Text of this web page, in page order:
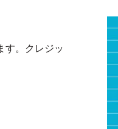
す。クレジッ